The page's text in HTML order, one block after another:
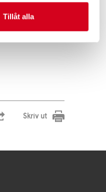
Tillåt alla
Skriv ut